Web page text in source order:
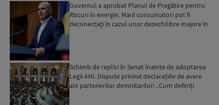
Guvernul a aprobat Planul de Pregătire pentru
Riscuri în energie. Marii consumatori pot fi
deconectați în cazul unor dezechilibre majore în
Schimb de replici în Senat înainte de adoptarea
Legii ANI. Dispute privind declarațiile de avere
ale partenerilor demnitarilor: „Cum definiți